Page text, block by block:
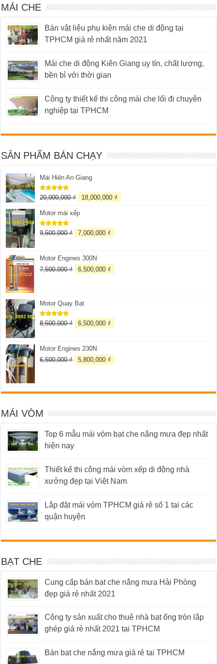
MÁI CHE
Bán vật liệu phụ kiện mái che di động tại
TPHCM giá rẻ nhất năm 2021
Mái che di động Kiên Giang uy tín, chất lượng,
bền bỉ với thời gian
Công ty thiết kế thi công mái che lối đi chuyên
nghiệp tại TPHCM
SẢN PHẨM BÁN CHẠY
Mái Hiên An Giang
Được xếp
5 sao
20,000,000₫ 18,000,000 ₫
Motor mái xếp
Được xếp
9,500,000₫ 7,000,000 ₫
Motor Engines 300N
7,500,000₫ 6,500,000 ₫
Motor Quay Bạt
Được xếp
8,500,000₫ 6,500,000 ₫
Motor Engines 230N
6,500,000₫ 5,800,000 ₫
MÁI VÒM
Top 6 mẫu mái vòm bạt che nắng mưa đẹp nhất
hiện nay
Thiết kế thi công mái vòm xếp di động nhà
xưởng đẹp tại Việt Nam
Lắp đặt mái vòm TPHCM giá rẻ số 1 tại các
quận huyện
BẠT CHE
Cung cấp bán bạt che nắng mưa Hải Phòng
đẹp giá rẻ nhất 2021
Công ty sản xuất cho thuê nhà bạt ống tròn lắp
ghép giá rẻ nhất 2021 tại TPHCM
Bán bạt che nắng mưa giá rẻ tại TPHCM